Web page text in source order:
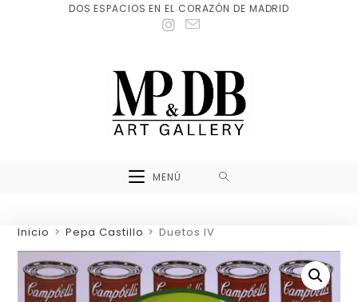
DOS ESPACIOS EN EL CORAZÓN DE MADRID
MENÚ
Inicio > Pepa Castillo > Duetos IV